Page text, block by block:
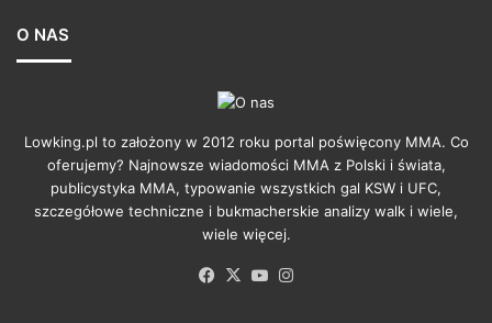
O NAS
Lowking.pl to założony w 2012 roku portal poświęcony MMA. Co
oferujemy? Najnowsze wiadomości MMA z Polski i świata,
publicystyka MMA, typowanie wszystkich gal KSW i UFC,
szczegółowe techniczne i bukmacherskie analizy walk i wiele,
wiele więcej.
Facebook
X YouTube